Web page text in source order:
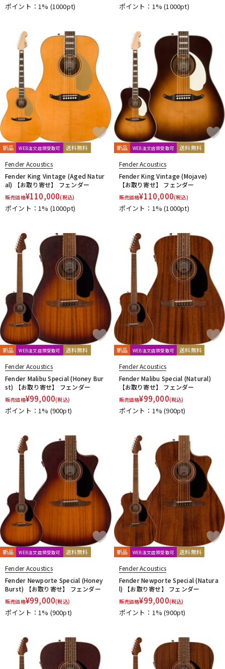
ポイント：1% (1000pt) ポイント：1%(1000pt)
新品 WEB注文店頭受取可 送料無料
Fender Acoustics
Fender King Vintage (Aged Natur
al) 【お取り寄せ】 フェンダー
販売価格¥110,000(税込)
ポイント：1% (1000pt)
新品 WEB注文店頭受取可 送料無料
Fender Acoustics
Fender King Vintage (Mojave)
【お取り寄せ】 フェンダー
販売価格¥110,000(税込)
ポイント：1%(1000pt)
新品 WEB注文店頭受取可 送料無料
Fender Acoustics
Fender Malibu Special (Honey Bur
st) 【お取り寄せ】 フェンダー
販売価格¥99,000(税込)
ポイント：1% (900pt)
新品 WEB注文店頭受取可 送料無料
Fender Acoustics
Fender Malibu Special (Natural)
【お取り寄せ】 フェンダー
販売価格¥99,000(税込)
ポイント：1%(900pt)
新品 WEB注文店頭受取可 送料無料
Fender Acoustics
Fender Newporte Special (Honey
Burst) 【お取り寄せ】 フェンダー
販売価格¥99,000(税込)
ポイント：1% (900pt)
新品 WEB注文店頭受取可 送料無料
Fender Acoustics
Fender Newporte Special (Natura
l) 【お取り寄せ】 フェンダー
販売価格¥99,000(税込)
ポイント：1%(900pt)